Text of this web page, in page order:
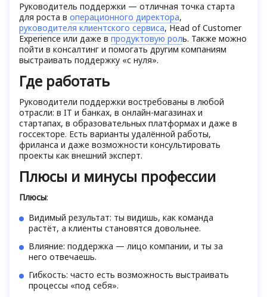
Руководитель поддержки — отличная точка старта
для роста в операционного директора,
руководителя клиентского сервиса, Head of Customer
Experience или даже в продуктовую роль. Также можно
пойти в консалтинг и помогать другим компаниям
выстраивать поддержку «с нуля».
Где работать
Руководители поддержки востребованы в любой
отрасли: в IT и банках, в онлайн-магазинах и
стартапах, в образовательных платформах и даже в
госсекторе. Есть варианты удалённой работы,
фриланса и даже возможности консультировать
проекты как внешний эксперт.
Плюсы и минусы профессии
Плюсы:
Видимый результат: ты видишь, как команда
растёт, а клиенты становятся довольнее.
Влияние: поддержка — лицо компании, и ты за
него отвечаешь.
Гибкость: часто есть возможность выстраивать
процессы «под себя».